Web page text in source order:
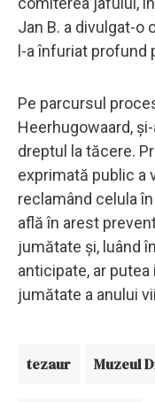
Jan B. a divulgat-o
l-a înfuriat profund
Pe parcursul
Heerhugowaard,
dreptul la tăcere.
exprimată public a
reclamând celula
află în arest
jumătate şi, luând
anticipate, ar
jumătate a anului
tezaur Muzeul